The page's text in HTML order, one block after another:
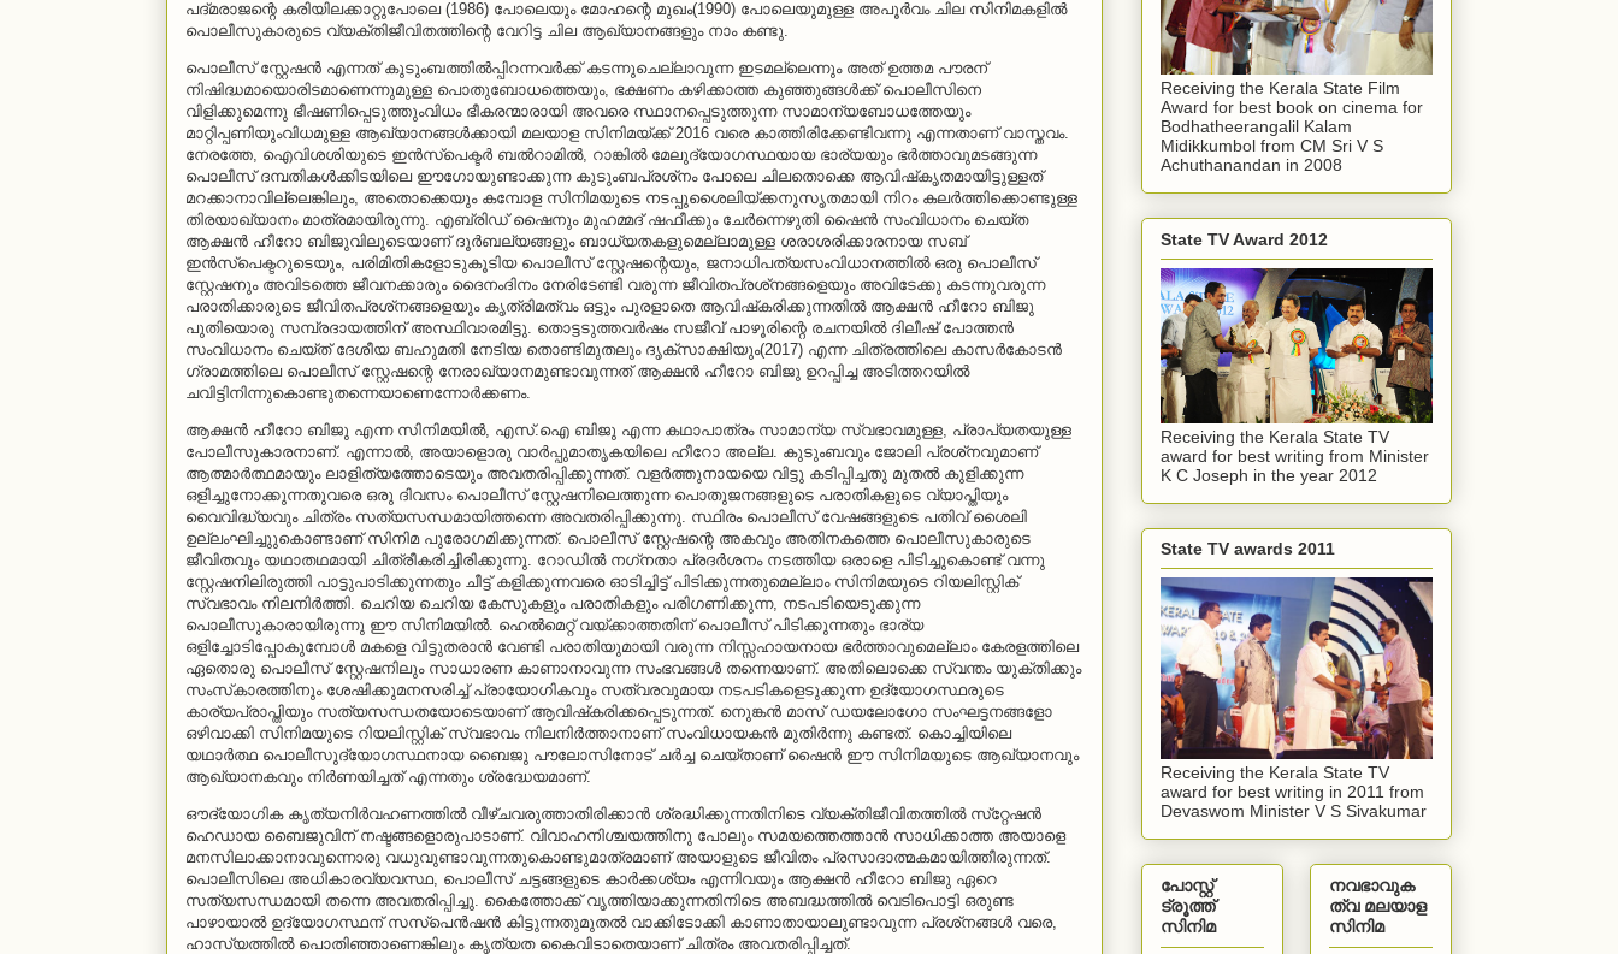
പദ്മരാജന്റെ കരിയിലക്കാറ്റുപോലെ (1986) പോലെയും മോഹന്റെ മുഖം(1990) പോലെയുമുള്ള അപൂര്‍വം ചില സിനിമകളില്‍
പൊലീസുകാരുടെ വ്യക്തിജീവിതത്തിന്റെ വേറിട്ട ചില ആഖ്യാനങ്ങളും നാം കണ്ടു.
പൊലീസ് സ്റ്റേഷന്‍ എന്നത് കുടുംബത്തില്‍പ്പിറന്നവര്‍ക്ക് കടന്നുചെല്ലാവുന്ന ഇടമല്ലെന്നും അത് ഉത്തമ പൗരന്
നിഷിദ്ധമായൊരിടമാണെന്നുമുള്ള പൊതുബോധത്തെയും, ഭക്ഷണം കഴിക്കാത്ത കുഞ്ഞുങ്ങള്‍ക്ക് പൊലീസിനെ
വിളിക്കുമെന്നു ഭീഷണിപ്പെടുത്തുംവിധം ഭീകരന്മാരായി അവരെ സ്ഥാനപ്പെടുത്തുന്ന സാമാന്യബോധത്തേയും
മാറ്റിപ്പണിയുംവിധമുള്ള ആഖ്യാനങ്ങള്‍ക്കായി മലയാള സിനിമയ്ക്ക് 2016 വരെ കാത്തിരിക്കേണ്ടിവന്നു എന്നതാണ് വാസ്തവം.
നേരത്തേ, ഐവിശശിയുടെ ഇന്‍സ്‌പെക്ടര്‍ ബല്‍റാമില്‍, റാങ്കില്‍ മേലുദ്യോഗസ്ഥയായ ഭാര്യയും ഭര്‍ത്താവുമടങ്ങുന്ന
പൊലീസ് ദമ്പതികള്‍ക്കിടയിലെ ഈഗോയുണ്ടാക്കുന്ന കുടുംബപ്രശ്‌നം പോലെ ചിലതൊക്കെ ആവിഷ്‌കൃതമായിട്ടുള്ളത്
മറക്കാനാവില്ലെങ്കിലും, അതൊക്കെയും കമ്പോള സിനിമയുടെ നടപ്പുശൈലിയ്ക്കനുസൃതമായി നിറം കലര്‍ത്തിക്കൊണ്ടുള്ള
തിരയാഖ്യാനം മാത്രമായിരുന്നു. എബ്രിഡ് ഷൈനും മുഹമ്മദ് ഷഫീക്കും ചേര്‍ന്നെഴുതി ഷൈന്‍ സംവിധാനം ചെയ്ത
ആക്ഷന്‍ ഹീറോ ബിജുവിലൂടെയാണ് ദൂര്‍ബല്യങ്ങളും ബാധ്യതകളുമെല്ലാമുള്ള ശരാശരിക്കാരനായ സബ്
ഇന്‍സ്‌പെക്ടറുടെയും, പരിമിതികളോടുകൂടിയ പൊലീസ് സ്റ്റേഷന്റെയും, ജനാധിപത്യസംവിധാനത്തില്‍ ഒരു പൊലീസ്
സ്റ്റേഷനും അവിടത്തെ ജീവനക്കാരും ദൈനംദിനം നേരിടേണ്ടി വരുന്ന ജീവിതപ്രശ്‌നങ്ങളെയും അവിടേക്കു കടന്നുവരുന്ന
പരാതിക്കാരുടെ ജീവിതപ്രശ്‌നങ്ങളെയും കൃത്രിമത്വം ഒട്ടും പുരളാതെ ആവിഷ്‌കരിക്കുന്നതില്‍ ആക്ഷന്‍ ഹീറോ ബിജു
പുതിയൊരു സമ്പ്രദായത്തിന് അസ്ഥിവാരമിട്ടു. തൊട്ടടുത്തവര്‍ഷം സജീവ് പാഴൂരിന്റെ രചനയില്‍ ദിലീഷ് പോത്തന്‍
സംവിധാനം ചെയ്ത് ദേശീയ ബഹുമതി നേടിയ തൊണ്ടിമുതലും ദൃക്‌സാക്ഷിയും(2017) എന്ന ചിത്രത്തിലെ കാസര്‍കോടന്‍
ഗ്രാമത്തിലെ പൊലീസ് സ്റ്റേഷന്റെ നേരാഖ്യാനമുണ്ടാവുന്നത് ആക്ഷന്‍ ഹീറോ ബിജു ഉറപ്പിച്ച അടിത്തറയില്‍
ചവിട്ടിനിന്നുകൊണ്ടുതന്നെയാണെന്നോര്‍ക്കണം.
ആക്ഷന്‍ ഹീറോ ബിജു എന്ന സിനിമയില്‍, എസ്.ഐ ബിജു എന്ന കഥാപാത്രം സാമാന്യ സ്വഭാവമുള്ള, പ്രാപ്യതയുള്ള
പോലീസുകാരനാണ്. എന്നാല്‍, അയാളൊരു വാര്‍പ്പുമാതൃകയിലെ ഹീറോ അല്ല. കുടുംബവും ജോലി പ്രശ്‌നവുമാണ്
ആത്മാര്‍ത്ഥമായും ലാളിത്യത്തോടെയും അവതരിപ്പിക്കുന്നത്. വളര്‍ത്തുനായയെ വിട്ടു കടിപ്പിച്ചതു മുതല്‍ കുളിക്കുന്ന
ഒളിച്ചുനോക്കുന്നതുവരെ ഒരു ദിവസം പൊലീസ് സ്റ്റേഷനിലെത്തുന്ന പൊതുജനങ്ങളുടെ പരാതികളുടെ വ്യാപ്തിയും
വൈവിദ്ധ്യവും ചിത്രം സത്യസന്ധമായിത്തന്നെ അവതരിപ്പിക്കുന്നു. സ്ഥിരം പൊലീസ് വേഷങ്ങളുടെ പതിവ് ശൈലി
ഉല്ലംഘിച്ചുുകൊണ്ടാണ് സിനിമ പുരോഗമിക്കുന്നത്. പൊലീസ് സ്റ്റേഷന്റെ അകവും അതിനകത്തെ പൊലീസുകാരുടെ
ജീവിതവും യഥാതഥമായി ചിത്രീകരിച്ചിരിക്കുന്നു. റോഡില്‍ നഗ്‌നതാ പ്രദര്‍ശനം നടത്തിയ ഒരാളെ പിടിച്ചുകൊണ്ട് വന്നു
സ്റ്റേഷനിലിരുത്തി പാട്ടുപാടിക്കുന്നതും ചീട്ട് കളിക്കുന്നവരെ ഓടിച്ചിട്ട് പിടിക്കുന്നതുമെല്ലാം സിനിമയുടെ റിയലിസ്റ്റിക്
സ്വഭാവം നിലനിര്‍ത്തി. ചെറിയ ചെറിയ കേസുകളും പരാതികളും പരിഗണിക്കുന്ന, നടപടിയെടുക്കുന്ന
പൊലീസുകാരായിരുന്നു ഈ സിനിമയില്‍. ഹെല്‍മെറ്റ് വയ്ക്കാത്തതിന് പൊലീസ് പിടിക്കുന്നതും ഭാര്യ
ഒളിച്ചോടിപ്പോകുമ്പോള്‍ മകളെ വിട്ടുതരാന്‍ വേണ്ടി പരാതിയുമായി വരുന്ന നിസ്സഹായനായ ഭര്‍ത്താവുമെല്ലാം കേരളത്തിലെ
ഏതൊരു പൊലീസ് സ്റ്റേഷനിലും സാധാരണ കാണാനാവുന്ന സംഭവങ്ങള്‍ തന്നെയാണ്. അതിലൊക്കെ സ്വന്തം യുക്തിക്കും
സംസ്‌കാരത്തിനും ശേഷിക്കുമനസരിച്ച് പ്രായോഗികവും സത്വരവുമായ നടപടികളെടുക്കുന്ന ഉദ്യോഗസ്ഥരുടെ
കാര്യപ്രാപ്തിയും സത്യസന്ധതയോടെയാണ് ആവിഷ്‌കരിക്കപ്പെടുന്നത്. നെുങ്കന്‍ മാസ് ഡയലോഗോ സംഘട്ടനങ്ങളോ
ഒഴിവാക്കി സിനിമയുടെ റിയലിസ്റ്റിക് സ്വഭാവം നിലനിര്‍ത്താനാണ് സംവിധായകന്‍ മുതിര്‍ന്നു കണ്ടത്. കൊച്ചിയിലെ
യഥാര്‍ത്ഥ പൊലീസുദ്യോഗസ്ഥനായ ബൈജു പൗലോസിനോട് ചര്‍ച്ച ചെയ്താണ് ഷൈന്‍ ഈ സിനിമയുടെ ആഖ്യാനവും
ആഖ്യാനകവും നിര്‍ണയിച്ചത് എന്നതും ശ്രദ്ധേയമാണ്.
ഔദ്യോഗിക കൃത്യനിര്‍വഹണത്തില്‍ വീഴ്ചവരുത്താതിരിക്കാന്‍ ശ്രദ്ധിക്കുന്നതിനിടെ വ്യക്തിജീവിതത്തില്‍ സ്‌റ്റേഷന്‍
ഹെഡായ ബൈജുവിന് നഷ്ടങ്ങളൊരുപാടാണ്. വിവാഹനിശ്ചയത്തിനു പോലും സമയത്തെത്താന്‍ സാധിക്കാത്ത അയാളെ
മനസിലാക്കാനാവുന്നൊരു വധുവുണ്ടാവുന്നതുകൊണ്ടുമാത്രമാണ് അയാളുടെ ജീവിതം പ്രസാദാത്മകമായിത്തീരുന്നത്.
പൊലീസിലെ അധികാരവ്യവസ്ഥ, പൊലീസ് ചട്ടങ്ങളുടെ കാര്‍ക്കശ്യം എന്നിവയും ആക്ഷന്‍ ഹീറോ ബിജു ഏറെ
സത്യസന്ധമായി തന്നെ അവതരിപ്പിച്ചു. കൈത്തോക്ക് വൃത്തിയാക്കുന്നതിനിടെ അബദ്ധത്തില്‍ വെടിപൊട്ടി ഒരുണ്ട
പാഴായാല്‍ ഉദ്യോഗസ്ഥന് സസ്‌പെന്‍ഷന്‍ കിട്ടുന്നതുമുതല്‍ വാക്കിടോക്കി കാണാതായാലുണ്ടാവുന്ന പ്രശ്‌നങ്ങള്‍ വരെ,
ഹാസ്യത്തില്‍ പൊതിഞ്ഞാണെങ്കിലും കൃത്യത കൈവിടാതെയാണ് ചിത്രം അവതരിപ്പിച്ചത്.
Receiving the Kerala State Film
Award for best book on cinema for
Bodhatheerangalil Kalam
Midikkumbol from CM Sri V S
Achuthanandan in 2008
State TV Award 2012
Receiving the Kerala State TV
award for best writing from Minister
K C Joseph in the year 2012
State TV awards 2011
Receiving the Kerala State TV
award for best writing in 2011 from
Devaswom Minister V S Sivakumar
പോസ്റ്റ്
ട്രൂത്ത്
സിനിമ
നവഭാവുക
ത്വ മലയാള
സിനിമ